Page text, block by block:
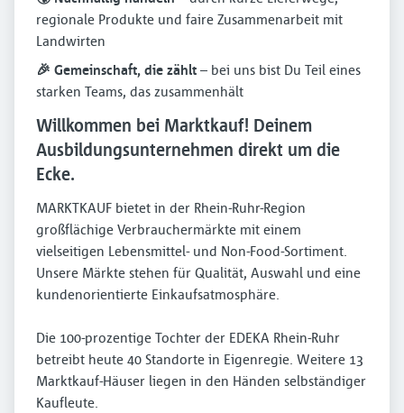
regionale Produkte und faire Zusammenarbeit mit
Landwirten
🎉 Gemeinschaft, die zählt – bei uns bist Du Teil eines
starken Teams, das zusammenhält
Willkommen bei Marktkauf! Deinem
Ausbildungsunternehmen direkt um die
Ecke.
MARKTKAUF bietet in der Rhein-Ruhr-Region
großflächige Verbrauchermärkte mit einem
vielseitigen Lebensmittel- und Non-Food-Sortiment.
Unsere Märkte stehen für Qualität, Auswahl und eine
kundenorientierte Einkaufsatmosphäre.​
Die 100-prozentige Tochter der EDEKA Rhein-Ruhr
betreibt heute 40 Standorte in Eigenregie. Weitere 13
Marktkauf-Häuser liegen in den Händen selbständiger
Kaufleute.